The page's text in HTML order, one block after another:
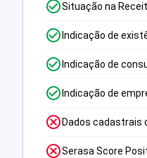
Situação na
Indicação de
Indicação de
Indicação de
Dados cadastrais
Serasa Score